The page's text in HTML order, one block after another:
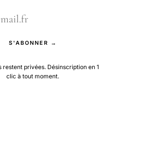
S'ABONNER →
restent privées. Désinscription en 1
clic à tout moment.